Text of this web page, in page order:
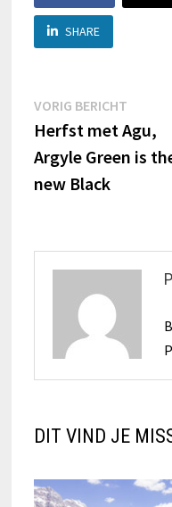
SHARE
VORIG BERICHTVorig
bericht:
Herfst met Agu,
Argyle Green is
new Black
DIT VIND JE